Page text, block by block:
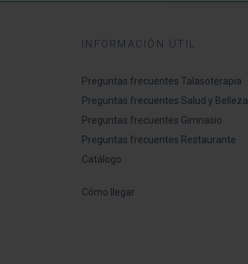
INFORMACIÓN ÚTIL
Preguntas frecuentes Talasoterapia
Preguntas frecuentes Salud y Belleza
Preguntas frecuentes Gimnasio
Preguntas frecuentes Restaurante
Catálogo
Cómo llegar